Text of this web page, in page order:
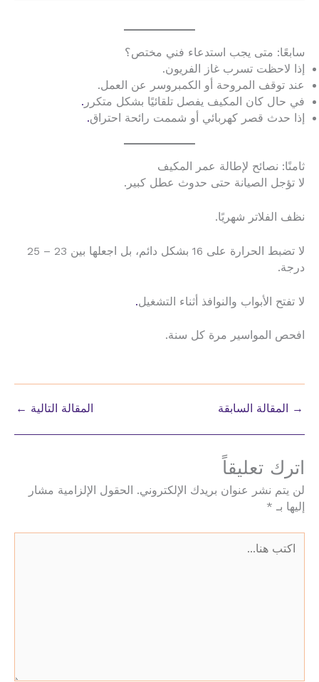
سابعًا: متى يجب استدعاء فني مختص؟
إذا لاحظت تسرب غاز الفريون.
عند توقف المروحة أو الكمبروسر عن العمل.
في حال كان المكيف يفصل تلقائيًا بشكل متكرر .
إذا حدث قصر كهربائي أو شممت رائحة احتراق.
ثامنًا: نصائح لإطالة عمر المكيف
لا تؤجل الصيانة حتى حدوث عطل كبير.
نظف الفلاتر شهريًا.
لا تضبط الحرارة على 16 بشكل دائم، بل اجعلها بين 23 – 25
درجة.
لا تفتح الأبواب والنوافذ أثناء التشغيل.
افحص المواسير مرة كل سنة.
→ المقالة السابقة المقالة التالية ←
اترك تعليقاً
لن يتم نشر عنوان بريدك الإلكتروني.
الحقول الإلزامية مشار
إليها بـ *
هنا...